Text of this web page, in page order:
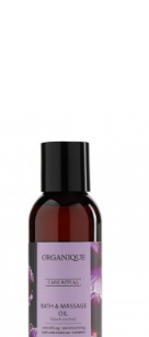
ZOBACZ PRODUKT